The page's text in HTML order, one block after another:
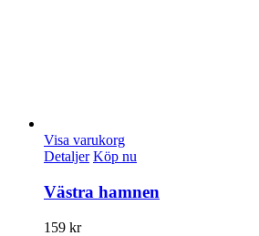
Visa varukorg
Detaljer Köp nu
Västra hamnen
159 kr